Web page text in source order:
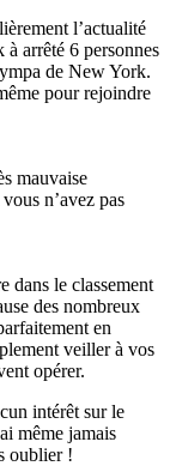
l’actualité
arrêté 6 personnes
de New York.
pour rejoindre
mauvaise
n’avez pas
dans le classement
des nombreux
en
veiller à vos
opérer.
intérêt sur le
même jamais
oublier !